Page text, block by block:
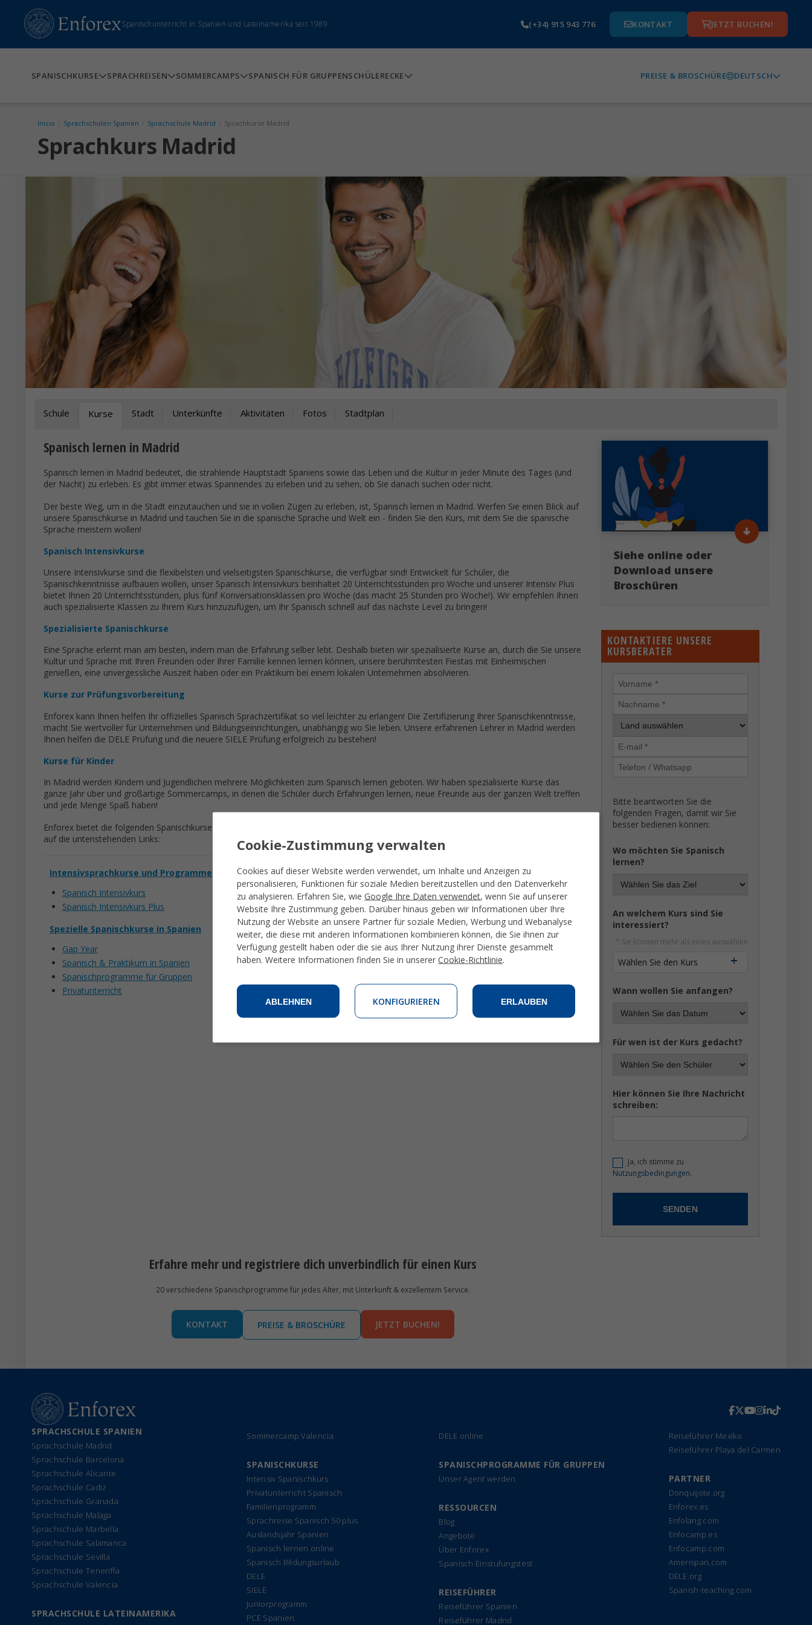
Spanischunterricht in Spanien und Lateinamerika seit 1989 (+34) 915 943 776 KONTAKT JETZT BUCHEN!
SPANISCHKURSE SPRACHREISEN SOMMERCAMPS SPANISCH FÜR GRUPPENSCHÜLERECKE PREISE & BROSCHÜRE DEUTSCH
Inicio Sprachschulen Spanien Sprachschule Madrid Sprachkurse Madrid
Sprachkurs Madrid
Schule Kurse Stadt Unterkünfte Aktivitäten Fotos Stadtplan
Spanisch lernen in Madrid
Spanisch lernen in Madrid bedeutet, die strahlende Hauptstadt Spaniens sowie das Leben und die Kultur in jeder Minute des Tages (und
der Nacht) zu erleben. Es gibt immer etwas Spannendes zu erleben und zu sehen, ob Sie danach suchen oder nicht.
Der beste Weg, um in die Stadt einzutauchen und sie in vollen Zügen zu erleben, ist, Spanisch lernen in Madrid. Werfen Sie einen Blick auf
unsere Spanischkurse in Madrid und tauchen Sie in die spanische Sprache und Welt ein - finden Sie den Kurs, mit dem Sie die spanische
Sprache meistern wollen!
Spanisch Intensivkurse
Unsere Intensivkurse sind die flexibelsten und vielseitigsten Spanischkurse, die verfügbar sind! Entwickelt für Schüler, die
Spanischkenntnisse aufbauen wollen, unser Spanisch Intensivkurs beinhaltet 20 Unterrichtsstunden pro Woche und unserer Intensiv Plus
bietet Ihnen 20 Unterrichtsstunden, plus fünf Konversationsklassen pro Woche (das macht 25 Stunden pro Woche!). Wir empfehlen Ihnen
auch spezialisierte Klassen zu Ihrem Kurs hinzuzufügen, um Ihr Spanisch schnell auf das nächste Level zu bringen!
Spezialisierte Spanischkurse
Eine Sprache erlernt man am besten, indem man die Erfahrung selber lebt. Deshalb bieten wir spezialisierte Kurse an, durch die Sie unsere
Kultur und Sprache mit Ihren Freunden oder Ihrer Familie kennen lernen können, unsere berühmtesten Fiestas mit Einheimischen
genießen, eine unvergessliche Auszeit haben oder ein Praktikum bei einem lokalen Unternehmen absolvieren.
Kurse zur Prüfungsvorbereitung
Enforex kann Ihnen helfen Ihr offizielles Spanisch Sprachzertifikat so viel leichter zu erlangen! Die Zertifizierung Ihrer Spanischkenntnisse,
macht Sie wertvoller für Unternehmen und Bildungseinrichtungen, unabhängig wo Sie leben. Unsere erfahrenen Lehrer in Madrid werden
Ihnen helfen die DELE Prüfung und die neuere SIELE Prüfung erfolgreich zu bestehen!
Kurse für Kinder
In Madrid werden Kindern und Jugendlichen mehrere Möglichkeiten zum Spanisch lernen geboten. Wir haben spezialisierte Kurse das
ganze Jahr über und großartige Sommercamps, in denen die Schüler durch Erfahrungen lernen, neue Freunde aus der ganzen Welt treffen
und jede Menge Spaß haben!
Enforex bietet die folgenden Spanischkurse in Madrid an. Für weitere Informationen und um Spanisch in Madrid zu lernen, klicken Sie bitte
auf die untenstehenden Links:
Intensivsprachkurse und Programme
Spanisch Intensivkurs
Spanisch Intensivkurs Plus
Spezielle Spanischkurse in Spanien
Gap Year
Spanisch & Praktikum in Spanien
Spanischprogramme für Gruppen
Privatunterricht
Spanisch Sprachkurs für Kinder in Spanien
Sommercamps Spanien
Prüfungsvorbereitung
DELE Examen in Spanien
SIELE-Prüfung
Wirtschaftsspanisch in Spanien lernen
Siehe online oder
Download unsere
Broschüren
KONTAKTIERE UNSERE
KURSBERATER
Bitte beantworten Sie die
folgenden Fragen, damit wir Sie
besser bedienen können:
Wo möchten Sie Spanisch
lernen?
An welchem Kurs sind Sie
interessiert?
* Sie können mehr als eines auswählen
Wählen Sie den Kurs
Wann wollen Sie anfangen?
Für wen ist der Kurs gedacht?
Hier können Sie Ihre Nachricht
schreiben:
Ja, ich stimme zu
Nutzungsbedingungen.
Erfahre mehr und registriere dich unverbindlich für einen Kurs
20 verschiedene Spanischprogramme für jedes Alter, mit Unterkunft & exzellentem Service.
KONTAKT PREISE & BROSCHÜRE JETZT BUCHEN!
SPRACHSCHULE SPANIEN
Sprachschule Madrid
Sprachschule Barcelona
Sprachschule Alicante
Sprachschule Cadiz
Sprachschule Granada
Sprachschule Malaga
Sprachschule Marbella
Sprachschule Salamanca
Sprachschule Sevilla
Sprachschule Teneriffa
Sprachschule Valencia
SPRACHSCHULE LATEINAMERIKA
Sommercamp Valencia
SPANISCHKURSE
Intensiv Spanischkurs
Privatunterricht Spanisch
Familienprogramm
Sprachreise Spanisch 50 plus
Auslandsjahr Spanien
Spanisch lernen online
Spanisch Bildungsurlaub
DELE
SIELE
Juniorprogramm
PCE Spanien
DELE online
SPANISCHPROGRAMME FÜR GRUPPEN
Unser Agent werden
RESSOURCEN
Blog
Angebote
Über Enforex
Spanisch Einstufungstest
REISEFÜHRER
Reiseführer Spanien
Reiseführer Madrid
Reiseführer Mexiko
Reiseführer Playa del Carmen
PARTNER
Donquijote.org
Enforex.es
Enfolang.com
Enfocamp.es
Enfocamp.com
Amerispan.com
DELE.org
Spanish-teaching.com
Cookie-Zustimmung verwalten
Cookies auf dieser Website werden verwendet, um Inhalte und Anzeigen zu
personalisieren, Funktionen für soziale Medien bereitzustellen und den Datenverkehr
zu analysieren. Erfahren Sie, wie Google Ihre Daten verwendet, wenn Sie auf unserer
Website Ihre Zustimmung geben. Darüber hinaus geben wir Informationen über Ihre
Nutzung der Website an unsere Partner für soziale Medien, Werbung und Webanalyse
weiter, die diese mit anderen Informationen kombinieren können, die Sie ihnen zur
Verfügung gestellt haben oder die sie aus Ihrer Nutzung ihrer Dienste gesammelt
haben. Weitere Informationen finden Sie in unserer Cookie-Richtlinie.
ABLEHNEN KONFIGURIEREN ERLAUBEN